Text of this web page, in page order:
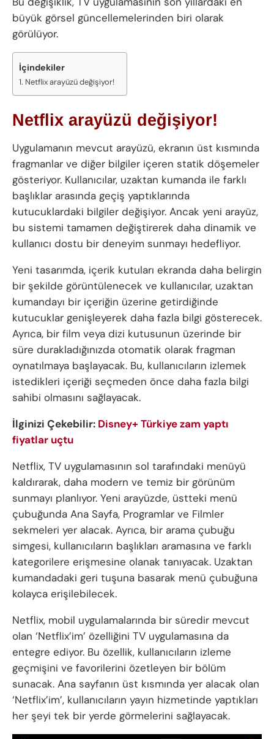
büyük görsel güncellemelerinden biri olarak
görülüyor.
İçindekiler
Netflix arayüzü değişiyor!
Netflix arayüzü değişiyor!
Uygulamanın mevcut arayüzü, ekranın üst kısmında
fragmanlar ve diğer bilgiler içeren statik döşemeler
gösteriyor. Kullanıcılar, uzaktan kumanda ile farklı
başlıklar arasında geçiş yaptıklarında
kutucuklardaki bilgiler değişiyor. Ancak yeni arayüz,
bu sistemi tamamen değiştirerek daha dinamik ve
kullanıcı dostu bir deneyim sunmayı hedefliyor.
Yeni tasarımda, içerik kutuları ekranda daha belirgin
bir şekilde görüntülenecek ve kullanıcılar, uzaktan
kumandayı bir içeriğin üzerine getirdiğinde
kutucuklar genişleyerek daha fazla bilgi gösterecek.
Ayrıca, bir film veya dizi kutusunun üzerinde bir
süre durakladığınızda otomatik olarak fragman
oynatılmaya başlayacak. Bu, kullanıcıların izlemek
istedikleri içeriği seçmeden önce daha fazla bilgi
sahibi olmasını sağlayacak.
İlginizi Çekebilir: Disney+ Türkiye zam yaptı
fiyatlar uçtu
Netflix, TV uygulamasının sol tarafındaki menüyü
kaldırarak, daha modern ve temiz bir görünüm
sunmayı planlıyor. Yeni arayüzde, üstteki menü
çubuğunda Ana Sayfa, Programlar ve Filmler
sekmeleri yer alacak. Ayrıca, bir arama çubuğu
simgesi, kullanıcıların başlıkları aramasına ve farklı
kategorilere erişmesine olanak tanıyacak. Uzaktan
kumandadaki geri tuşuna basarak menü çubuğuna
kolayca erişilebilecek.
Netflix, mobil uygulamalarında bir süredir mevcut
olan ‘Netflix’im’ özelliğini TV uygulamasına da
entegre ediyor. Bu özellik, kullanıcıların izleme
geçmişini ve favorilerini özetleyen bir bölüm
sunacak. Ana sayfanın üst kısmında yer alacak olan
‘Netflix’im’, kullanıcıların yayın hizmetinde yaptıkları
her şeyi tek bir yerde görmelerini sağlayacak.